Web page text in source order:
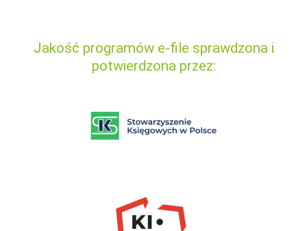
Jakość programów e-file sprawdzona i
potwierdzona przez: